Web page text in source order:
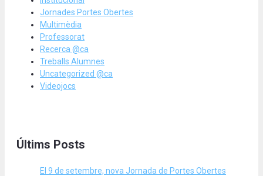
Jornades Portes Obertes
Multimèdia
Professorat
Recerca @ca
Treballs Alumnes
Uncategorized @ca
Videojocs
Últims Posts
El 9 de setembre, nova Jornada de Portes Obertes